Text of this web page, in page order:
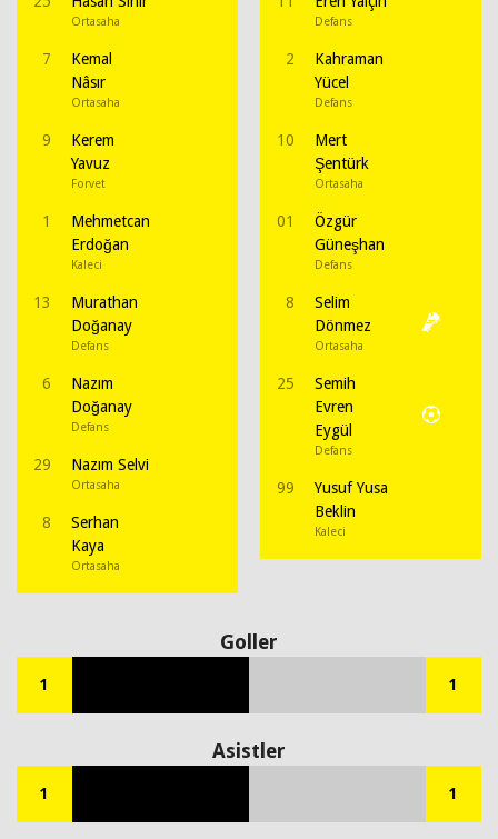
Ortasaha
7
Kemal
Nâsır
Ortasaha
9
Kerem
Yavuz
Forvet
1
Mehmetcan
Erdoğan
Kaleci
13
Murathan
Doğanay
Defans
6
Nazım
Doğanay
Defans
29 Nazım Selvi
Ortasaha
8
Serhan
Kaya
Ortasaha
Defans
2
Kahraman
Yücel
Defans
10
Mert
Şentürk
Ortasaha
01
Özgür
Güneşhan
Defans
8
Selim
Dönmez
Ortasaha
25
Semih
Evren
Eygül
Defans
99
Yusuf Yusa
Beklin
Kaleci
Goller
1 1
Asistler
1 1